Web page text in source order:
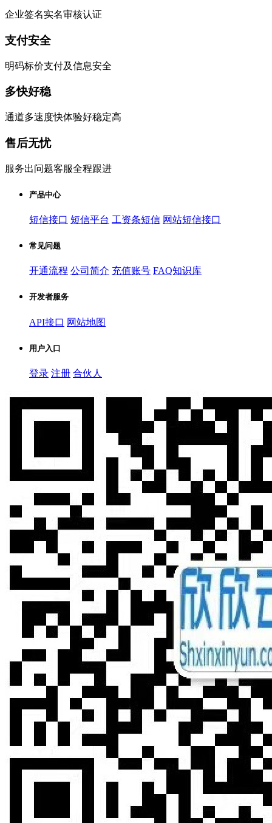
企业签名实名审核认证
支付安全
明码标价支付及信息安全
多快好稳
通道多速度快体验好稳定高
售后无忧
服务出问题客服全程跟进
产品中心
短信接口 短信平台 工资条短信 网站短信接口
常见问题
开通流程 公司简介 充值账号 FAQ知识库
开发者服务
API接口 网站地图
用户入口
登录 注册 合伙人